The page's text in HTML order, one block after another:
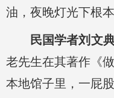
油，夜晚灯光下根
民国学者刘文
老先生在其著作《
本地馆子里，一屁